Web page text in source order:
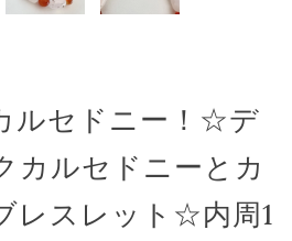
ルセドニー！☆デ
カルセドニーとカ
レスレット☆内周1